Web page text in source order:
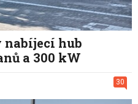
nabíjecí hub
a 300 kW
30